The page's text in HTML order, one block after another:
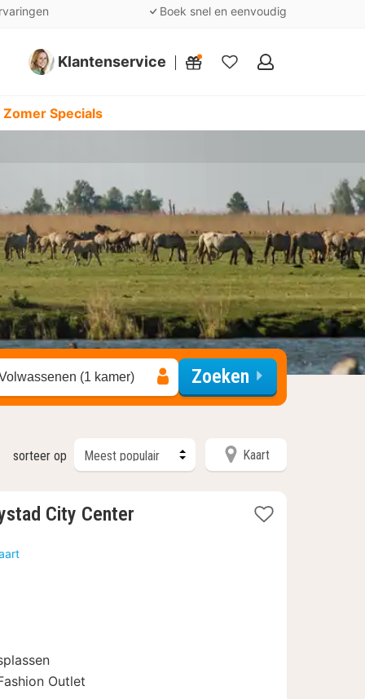
Boek snel en eenvoudig
Klantenservice
Mijn
Specials
(1 kamer) Zoeken
sorteer op Kaart
City Center
Outlet